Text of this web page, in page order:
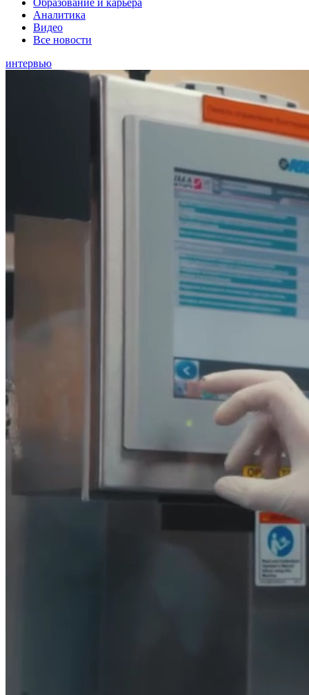
Аналитика
Видео
Все новости
интервью